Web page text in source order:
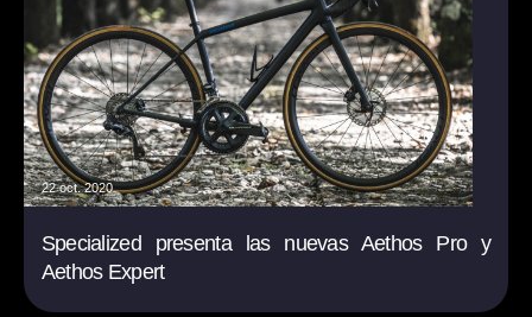
22 oct. 2020
Specialized presenta las nuevas Aethos Pro y
Aethos Expert